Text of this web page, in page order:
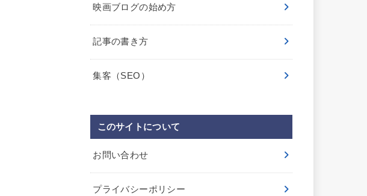
映画ブログの始め方
記事の書き方
集客（SEO）
このサイトについて
お問い合わせ
プライバシーポリシー